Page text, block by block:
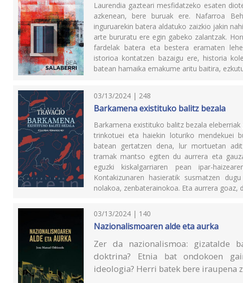
Laurendia gazteari mesfidatzeko esaten
azkenean, bere buruak ere. Nafarroa
inguruarekin batera aldatuko zaizkio jakin
arte bururatu ere egin gabeko zalantzak.
fardelak batera eta bestera eramaten
istorioa kontatzen bazaigu ere, historia
batean hamaika emakume aritu baitira,
03/13/2024 | 248
Barkamena existituko balitz bezala
Barkamena existituko balitz bezala
trinkotuei eta haiekin loturiko mendekuei
batean gertatzen dena, lur mortuetan
tramak mantso egiten du aurrera eta
eguzki kiskalgarriaren pean ipar-
Kontakizunaren hasieratik susmatzen
nolakoa, zenbaterainokoa. Eta aurrera goaz,
03/13/2024 | 140
Nazionalismoaren alde eta aurka
Zer da nazionalismoa: gizatalde
doktrina? Etnia bat ondokoen
ideologia? Herri batek bere iraupena